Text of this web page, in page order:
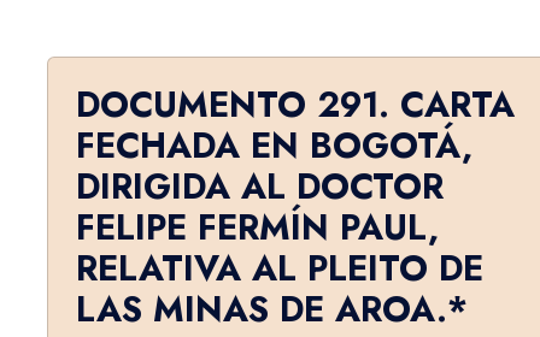
DOCUMENTO 291. CARTA
FECHADA EN BOGOTÁ,
DIRIGIDA AL DOCTOR
FELIPE FERMÍN PAUL,
RELATIVA AL PLEITO DE
LAS MINAS DE AROA.*